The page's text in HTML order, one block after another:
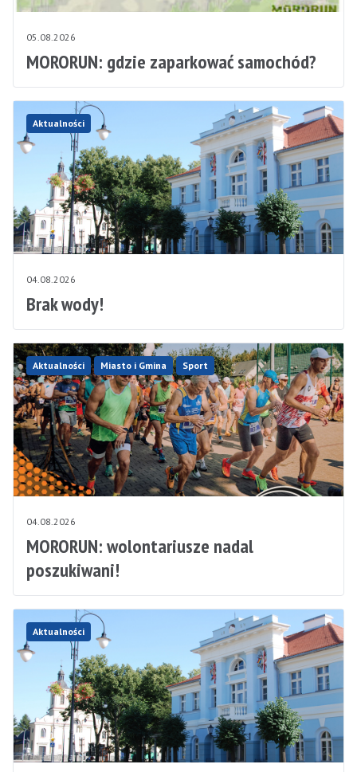
05.08.2026
MORORUN: gdzie zaparkować samochód?
Aktualności
04.08.2026
Brak wody!
Aktualności Miasto i Gmina Sport
04.08.2026
MORORUN: wolontariusze nadal
poszukiwani!
Aktualności